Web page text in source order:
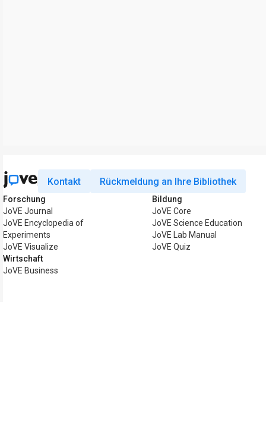
Kontakt Rückmeldung an Ihre Bibliothek
Forschung
JoVE Journal
JoVE Encyclopedia of
Experiments
JoVE Visualize
Wirtschaft
JoVE Business
Bildung
JoVE Core
JoVE Science Education
JoVE Lab Manual
JoVE Quiz